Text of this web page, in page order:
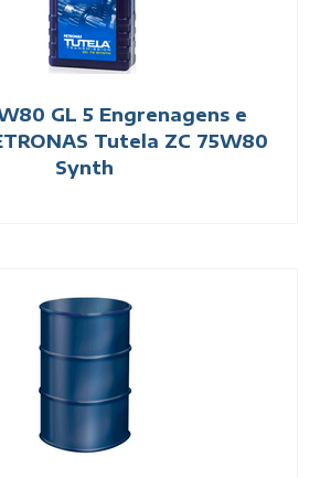
GL 5 Engrenagens e
Tutela ZC 75W80
Synth